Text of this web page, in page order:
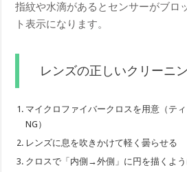
指紋や水滴があるとセンサーがブロ
ト表示になります。
レンズの正しいクリーニ
マイクロファイバークロスを用意（テ
NG）
レンズに息を吹きかけて軽く曇らせる
クロスで「内側→外側」に円を描くよ